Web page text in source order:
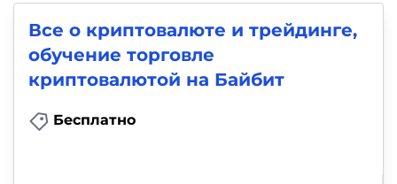
Все о криптовалюте и трейдинге,
обучение торговле
криптовалютой на Байбит
Бесплатно